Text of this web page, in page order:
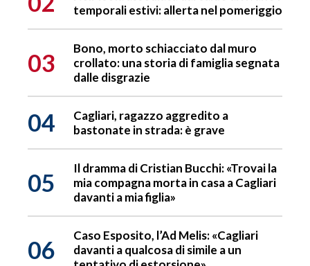
temporali estivi: allerta nel pomeriggio
03
Bono, morto schiacciato dal muro
crollato: una storia di famiglia segnata
dalle disgrazie
04
Cagliari, ragazzo aggredito a
bastonate in strada: è grave
05
Il dramma di Cristian Bucchi: «Trovai la
mia compagna morta in casa a Cagliari
davanti a mia figlia»
06
Caso Esposito, l’Ad Melis: «Cagliari
davanti a qualcosa di simile a un